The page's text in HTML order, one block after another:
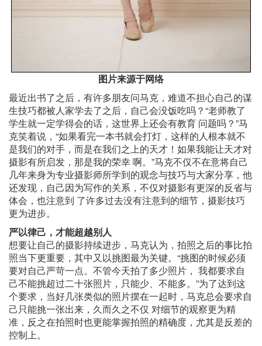
图片来源于网络
最近出书了之后，有许多朋友问马克，难道不担心自己的谋
生技巧都被人家学去了之后，自己会没饭吃吗？“老师教了
学生就一定学得会的话，这世界上还会有教育 问题吗？”马
克笑着说，“如果看完一本书就会打灯，这样的人根本就不
是我们的对手，而是在我们之上的天才！如果我能让天才对
摄影有所启发，那是我的荣幸 啊。”马克不仅不在意将自己
几年来身为专业摄影师所学到的观念与技巧与大家分享，他
还发现，自己因为写作的关系，不仅对摄影有更深的反省与
体会，也注意到 了许多过去没有注意到的细节，摄影技巧
更为进步。
严以律己，才能超越别人
想要让自己的摄影持续进步，马克认为，拍照之后的事比拍
照当下更重要，其中又以挑图最为关键。“挑图的时候必须
要对自己严苛一点。不管今天拍了多少照片， 我都要求自
己不能挑超过二十张照片，只能少、不能多。”为了达到这
个要求，当好几张类似的照片摆在一起时，马克总会要求自
己只能挑一张出来，久而久之不仅 对细节的观察更为精
准，反之在拍照时也更能掌握拍照的精确度，尤其是反差的
控制上。